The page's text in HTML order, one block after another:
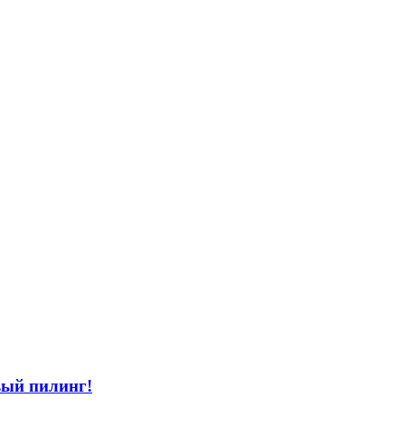
пилинг!